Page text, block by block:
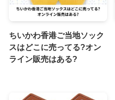
ちいかわ香港ご当地ソック
スはどこに売ってる?オン
ライン販売はある?